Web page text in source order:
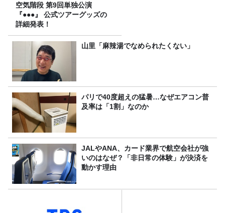
空気階段 第9回単独公演
『●●●』 公式ツアーグッズの
詳細発表！
山里「麻辣湯でなめられたくない」
パリで40度超えの猛暑…なぜエアコン普
及率は「1割」なのか
JALやANA、カード業界で航空会社が強
いのはなぜ？「非日常の体験」が決済を
動かす理由